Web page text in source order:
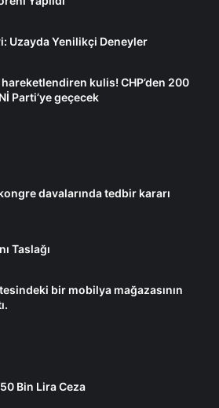
Uzayda Yenilikçi Deneyler
kulis! CHP’den 200
Parti’ye geçecek
davalarında tedbir kararı
Taslağı
bir mobilya mağazasının
Bin Lira Ceza